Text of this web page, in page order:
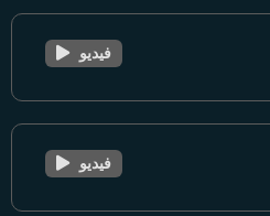
فيديو
فيديو